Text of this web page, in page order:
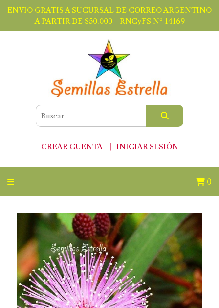
ENVIO GRATIS A SUCURSAL DE CORREO ARGENTINO
A PARTIR DE $50.000 - RNCyFS Nº 14169
CREAR CUENTA INICIAR SESIÓN
0